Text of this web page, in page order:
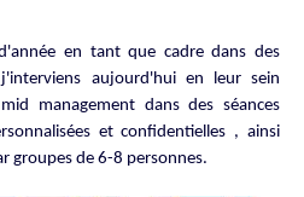
en tant que cadre dans des
aujourd'hui en leur sein
management dans des séances
et confidentielles , ainsi
groupes de 6-8 personnes.